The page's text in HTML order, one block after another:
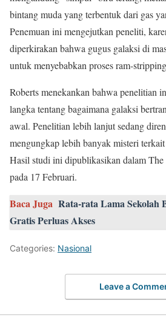
bintang muda yang terbentuk dari gas
Penemuan ini mengejutkan peneliti,
diperkirakan bahwa gugus galaksi di
untuk menyebabkan proses ram-
Roberts menekankan bahwa penelitian
langka tentang bagaimana galaksi
awal. Penelitian lebih lanjut sedang
mengungkap lebih banyak misteri
Hasil studi ini dipublikasikan dalam
pada 17 Februari.
Baca Juga Rata-rata Lama Sekolah
Gratis Perluas Akses
Categories: Nasional
Leave a